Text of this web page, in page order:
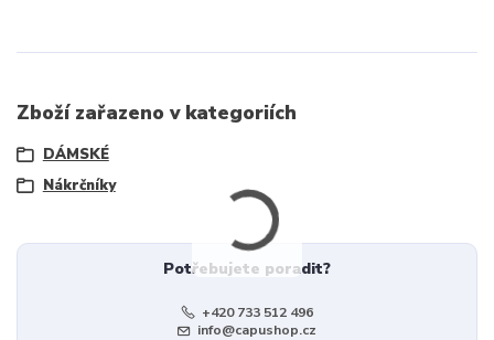
Zboží zařazeno v kategoriích
DÁMSKÉ
Nákrčníky
Potřebujete poradit?
+420 733 512 496
info@capushop.cz